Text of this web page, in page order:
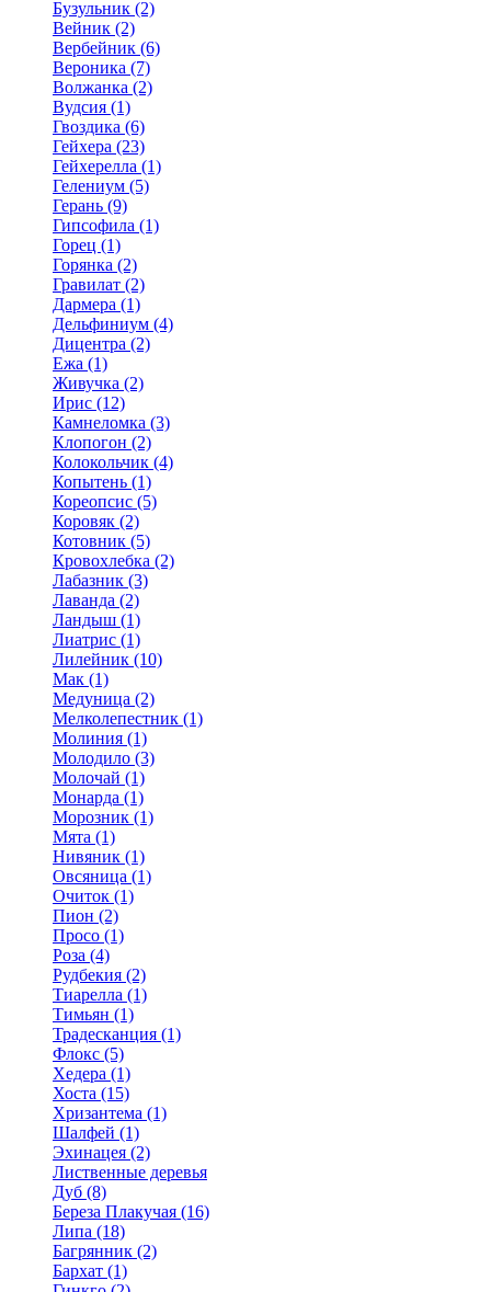
Бузульник (2)
Вейник (2)
Вербейник (6)
Вероника (7)
Волжанка (2)
Вудсия (1)
Гвоздика (6)
Гейхера (23)
Гейхерелла (1)
Гелениум (5)
Герань (9)
Гипсофила (1)
Горец (1)
Горянка (2)
Гравилат (2)
Дармера (1)
Дельфиниум (4)
Дицентра (2)
Ежа (1)
Живучка (2)
Ирис (12)
Камнеломка (3)
Клопогон (2)
Колокольчик (4)
Копытень (1)
Кореопсис (5)
Коровяк (2)
Котовник (5)
Кровохлебка (2)
Лабазник (3)
Лаванда (2)
Ландыш (1)
Лиатрис (1)
Лилейник (10)
Мак (1)
Медуница (2)
Мелколепестник (1)
Молиния (1)
Молодило (3)
Молочай (1)
Монарда (1)
Морозник (1)
Мята (1)
Нивяник (1)
Овсяница (1)
Очиток (1)
Пион (2)
Просо (1)
Роза (4)
Рудбекия (2)
Тиарелла (1)
Тимьян (1)
Традесканция (1)
Флокс (5)
Хедера (1)
Хоста (15)
Хризантема (1)
Шалфей (1)
Эхинацея (2)
Лиственные деревья
Дуб (8)
Береза Плакучая (16)
Липа (18)
Багрянник (2)
Бархат (1)